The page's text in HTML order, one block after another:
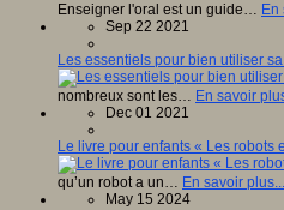
Enseigner l'oral est un guide… En
Sep 22 2021
Les essentiels pour bien utiliser
nombreux sont les… En savoir
Dec 01 2021
Le livre pour enfants « Les robots
qu’un robot a un… En savoir plus...
May 15 2024